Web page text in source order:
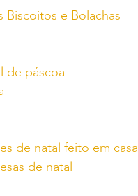
Biscoitos e Bolachas
de páscoa
de natal feito em casa
de natal